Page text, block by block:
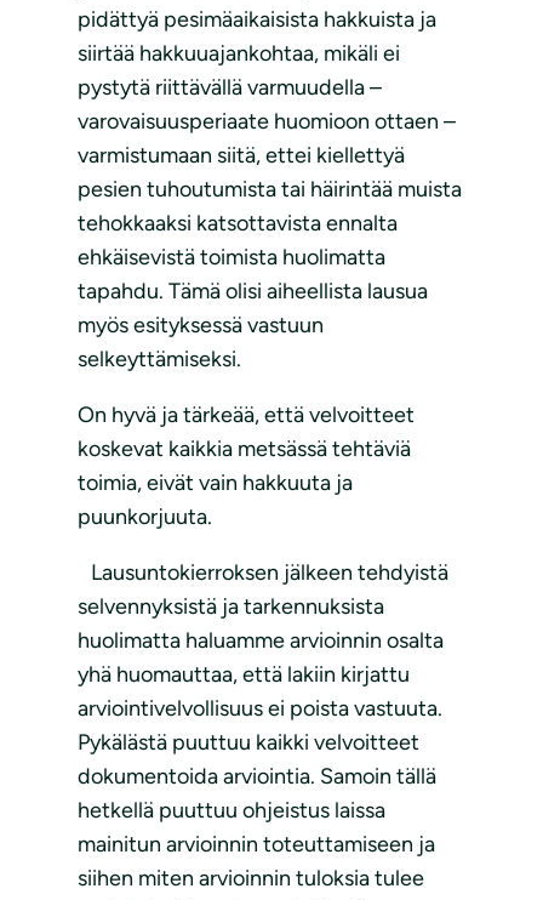
pidättyä pesimäaikaisista hakkuista ja
siirtää hakkuuajankohtaa, mikäli ei
pystytä riittävällä varmuudella –
varovaisuusperiaate huomioon ottaen –
varmistumaan siitä, ettei kiellettyä
pesien tuhoutumista tai häirintää muista
tehokkaaksi katsottavista ennalta
ehkäisevistä toimista huolimatta
tapahdu. Tämä olisi aiheellista lausua
myös esityksessä vastuun
selkeyttämiseksi.
On hyvä ja tärkeää, että velvoitteet
koskevat kaikkia metsässä tehtäviä
toimia, eivät vain hakkuuta ja
puunkorjuuta.
Lausuntokierroksen jälkeen tehdyistä
selvennyksistä ja tarkennuksista
huolimatta haluamme arvioinnin osalta
yhä huomauttaa, että lakiin kirjattu
arviointivelvollisuus ei poista vastuuta.
Pykälästä puuttuu kaikki velvoitteet
dokumentoida arviointia. Samoin tällä
hetkellä puuttuu ohjeistus laissa
mainitun arvioinnin toteuttamiseen ja
siihen miten arvioinnin tuloksia tulee